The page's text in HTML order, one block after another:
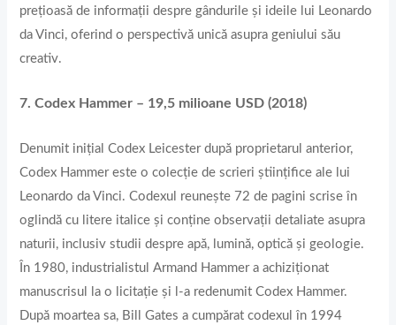
prețioasă de informații despre gândurile și ideile lui Leonardo
da Vinci, oferind o perspectivă unică asupra geniului său
creativ.
7. Codex Hammer – 19,5 milioane USD (2018)
Denumit inițial Codex Leicester după proprietarul anterior,
Codex Hammer este o colecție de scrieri științifice ale lui
Leonardo da Vinci. Codexul reunește 72 de pagini scrise în
oglindă cu litere italice și conține observații detaliate asupra
naturii, inclusiv studii despre apă, lumină, optică și geologie.
În 1980, industrialistul Armand Hammer a achiziționat
manuscrisul la o licitație și l-a redenumit Codex Hammer.
După moartea sa, Bill Gates a cumpărat codexul în 1994